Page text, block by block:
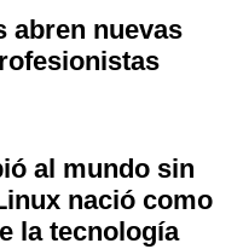
abren nuevas
al mundo sin
nació como
la tecnología